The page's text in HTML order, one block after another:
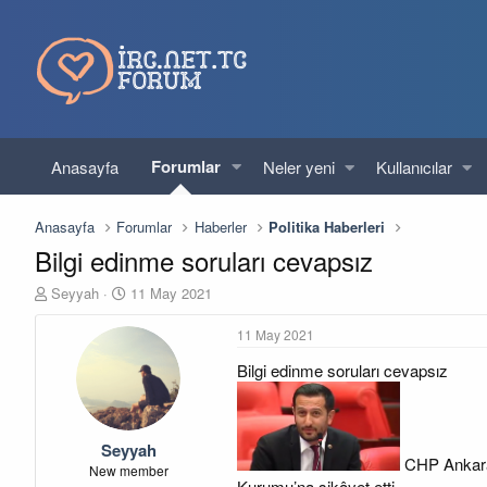
Anasayfa Forumlar Neler yeni Kullanıcılar
Anasayfa Forumlar Haberler Politika Haberleri
Bilgi edinme soruları cevapsız
K
Seyyah
B
ş
g
ı
ç
t
11 May 2021
Seyyah
New member
11 May 2021
Bilgi edinme soruları cevapsız
CHP